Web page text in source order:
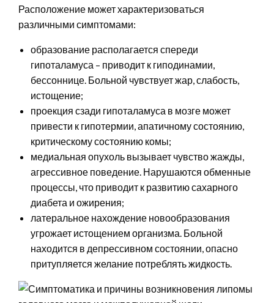
Расположение может характеризоваться
различными симптомами:
образование располагается спереди
гипоталамуса – приводит к гиподинамии,
бессоннице. Больной чувствует жар, слабость,
истощение;
проекция сзади гипоталамуса в мозге может
привести к гипотермии, апатичному состоянию,
критическому состоянию комы;
медиальная опухоль вызывает чувство жажды,
агрессивное поведение. Нарушаются обменные
процессы, что приводит к развитию сахарного
диабета и ожирения;
латеральное нахождение новообразования
угрожает истощением организма. Больной
находится в депрессивном состоянии, опасно
притупляется желание потреблять жидкость.